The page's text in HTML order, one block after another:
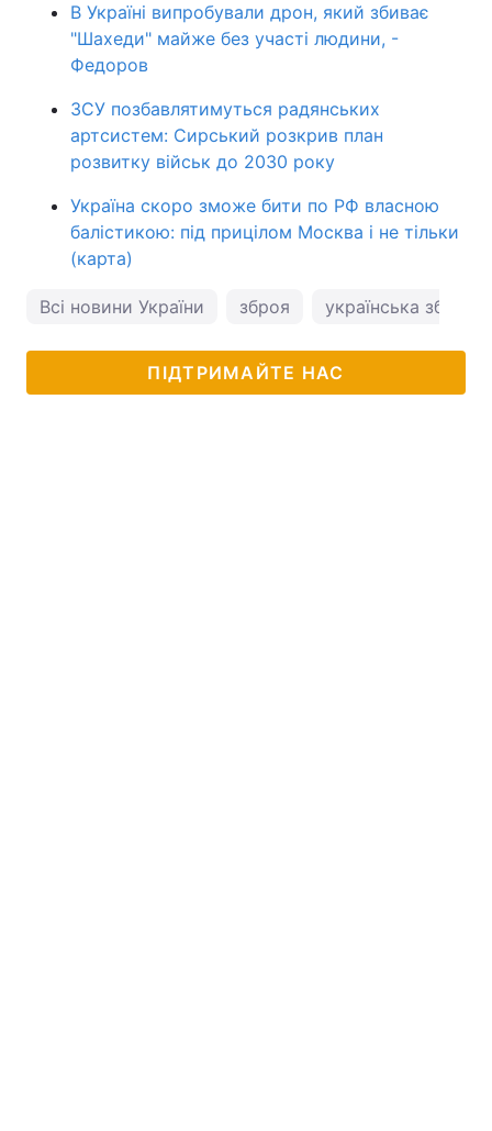
В Україні випробували дрон, який збиває
"Шахеди" майже без участі людини, -
Федоров
ЗСУ позбавлятимуться радянських
артсистем: Сирський розкрив план
розвитку військ до 2030 року
Україна скоро зможе бити по РФ власною
балістикою: під прицілом Москва і не тільки
(карта)
Всі новини України зброя українська зброя
ПІДТРИМАЙТЕ НАС